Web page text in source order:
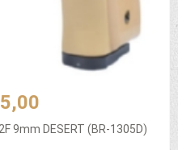
9mm DESERT (BR-1305D)